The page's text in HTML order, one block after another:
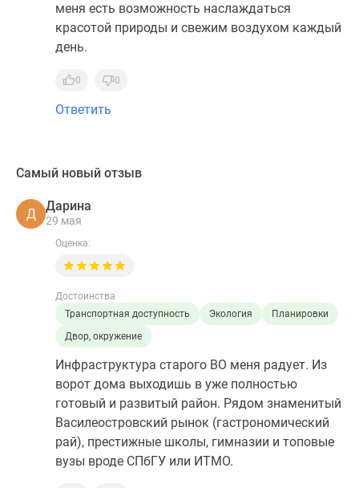
меня есть возможность наслаждаться
красотой природы и свежим воздухом каждый
день.
0 0
Ответить
Самый новый отзыв
Д
Дарина
29 мая
Оценка:
Достоинства
Транспортная доступность
Экология
Планировки
Двор, окружение
Инфраструктура старого ВО меня радует. Из
ворот дома выходишь в уже полностью
готовый и развитый район. Рядом знаменитый
Василеостровский рынок (гастрономический
рай), престижные школы, гимназии и топовые
вузы вроде СПбГУ или ИТМО.